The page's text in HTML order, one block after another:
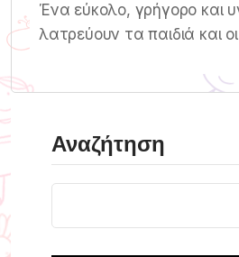
Ένα εύκολο, γρήγορο και
λατρεύουν τα παιδιά και οι
Αναζήτηση